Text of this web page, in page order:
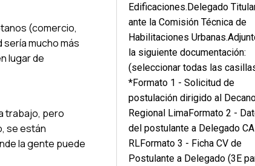
(comercio,
mucho más
lugar de
trabajo, pero
se están
la gente puede
Edificaciones.Delegado
ante la Comisión Técnica de
Habilitaciones
la siguiente documentación:
(seleccionar todas las
*Formato 1 - Solicitud de
postulación dirigido al
Regional LimaFormato 2 -
del postulante a Delegado
RLFormato 3 - Ficha CV de
Postulante a Delegado (3E